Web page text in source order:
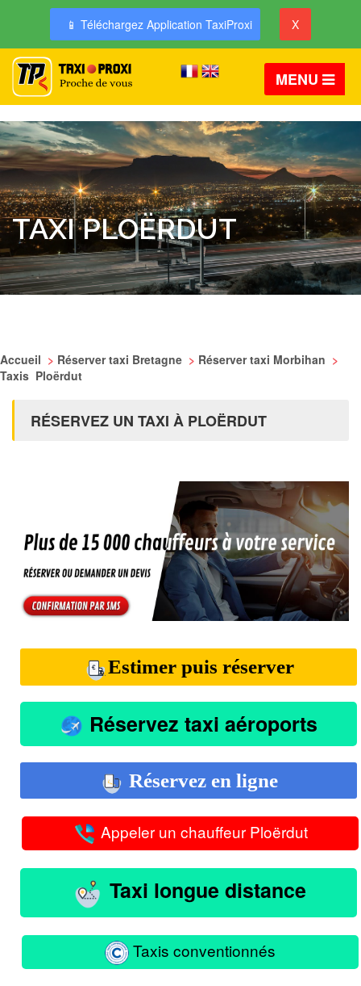
📱 Téléchargez Application TaxiProxi X
MENU
TAXI PLOËRDUT
Accueil > Réserver taxi Bretagne > Réserver taxi Morbihan >
Taxis Ploërdut
RÉSERVEZ UN TAXI À PLOËRDUT
Estimer puis réserver
Réservez taxi aéroports
Réservez en ligne
Appeler un chauffeur Ploërdut
Taxi longue distance
Taxis conventionnés